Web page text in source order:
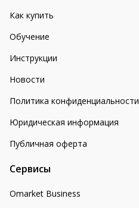
Как купить
Обучение
Инструкции
Новости
Политика конфиденциальности
Юридическая информация
Публичная оферта
Сервисы
Omarket Business